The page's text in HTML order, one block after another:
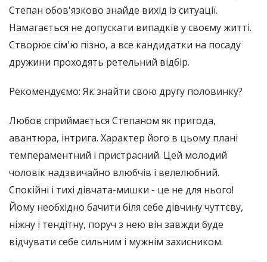
Степан обов'язково знайде вихід із ситуації.
Намагається не допускати випадків у своєму житті.
Створює сім'ю пізно, а все кандидатки на посаду
дружини проходять ретельний відбір.
Рекомендуємо: Як знайти свою другу половинку?
Любов сприймається Степаном як пригода,
авантюра, інтрига. Характер його в цьому плані
темпераментний і пристрасний. Цей молодий
чоловік надзвичайно влюбчів і велелюбний.
Спокійні і тихі дівчата-мишки - це не для нього!
Йому необхідно бачити біля себе дівчину чуттєву,
ніжну і тендітну, поруч з нею він завжди буде
відчувати себе сильним і мужнім захисником.